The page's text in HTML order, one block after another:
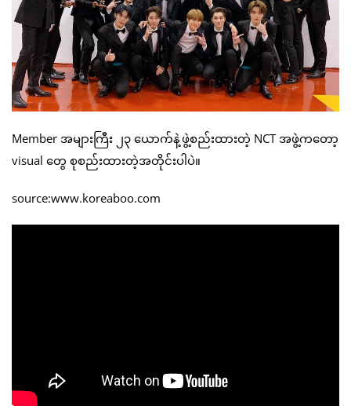
Member အများကြီး ၂၃ ယောက်နဲ့ဖွဲ့စည်းထားတဲ့ NCT အဖွဲ့ကတော့
visual တွေ စုစည်းထားတဲ့အတိုင်းပါပဲ။
source:www.koreaboo.com